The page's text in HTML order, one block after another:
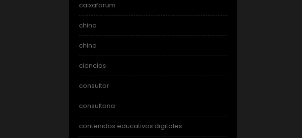
caixaforum
china
chino
ciencias
consultor
consultoria
contenidos educativos digitales